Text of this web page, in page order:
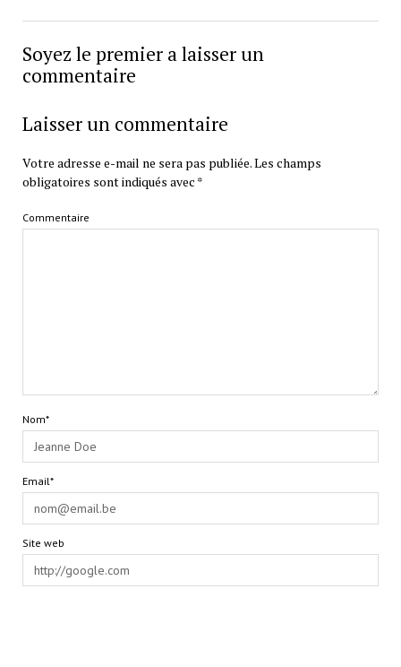
Soyez le premier a laisser un
commentaire
Laisser un commentaire
Votre adresse e-mail ne sera pas publiée.Les champs
obligatoires sont indiqués avec *
Commentaire
Nom*
Email*
Site web